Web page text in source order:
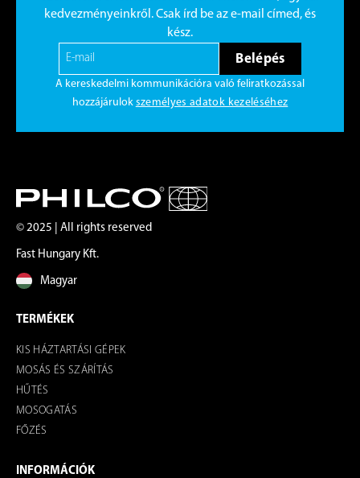
kedvezményeinkről. Csak írd be az e-mail címed, és
kész.
Belépés
A kereskedelmi kommunikációra való feliratkozással
hozzájárulok személyes adatok kezeléséhez
© 2025 | All rights reserved
Fast Hungary Kft.
Magyar
TERMÉKEK
KIS HÁZTARTÁSI GÉPEK
MOSÁS ÉS SZÁRÍTÁS
HŰTÉS
MOSOGATÁS
FŐZÉS
INFORMÁCIÓK